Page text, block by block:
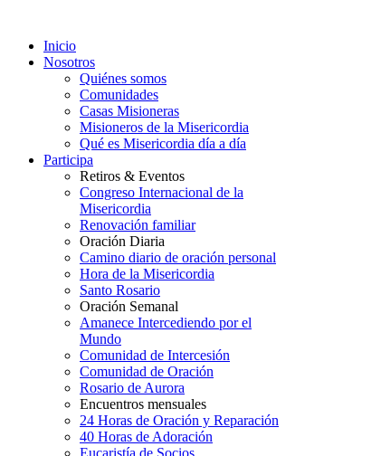
Inicio
Nosotros
Quiénes somos
Comunidades
Casas Misioneras
Misioneros de la Misericordia
Qué es Misericordia día a día
Participa
Retiros & Eventos
Congreso Internacional de la
Misericordia
Renovación familiar
Oración Diaria
Camino diario de oración personal
Hora de la Misericordia
Santo Rosario
Oración Semanal
Amanece Intercediendo por el
Mundo
Comunidad de Intercesión
Comunidad de Oración
Rosario de Aurora
Encuentros mensuales
24 Horas de Oración y Reparación
40 Horas de Adoración
Eucaristía de Socios